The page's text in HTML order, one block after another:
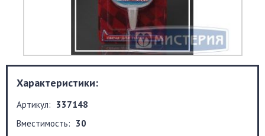
Характеристики:
Артикул: 337148
Вместимость: 30